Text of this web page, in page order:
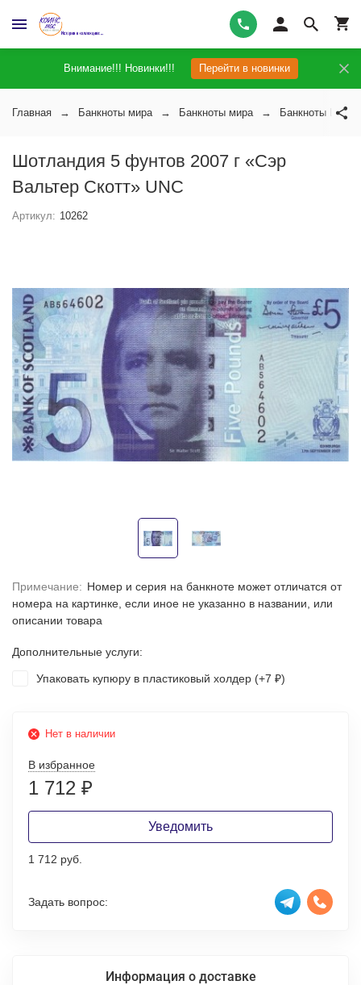
Внимание!!! Новинки!!! Перейти в новинки
Главная Банкноты мира Банкноты мира Банкноты
Шотландия 5 фунтов 2007 г «Сэр
Вальтер Скотт» UNC
Артикул: 10262
Примечание: Номер и серия на банкноте может отличатся от
номера на картинке, если иное не указанно в названии, или
описании товара
Дополнительные услуги:
Упаковать купюру в пластиковый холдер (+7 ₽)
Нет в наличии
В избранное
1 712 ₽
Уведомить
1 712 руб.
Задать вопрос:
Информация о доставке